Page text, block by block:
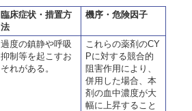
臨床症状・措置方
法
機序・危険因子
過度の鎮静や呼吸
抑制等を起こすお
それがある。
これらの薬剤のCY
Pに対する競合的
阻害作用により、
併用した場合、本
剤の血中濃度が大
幅に上昇すること